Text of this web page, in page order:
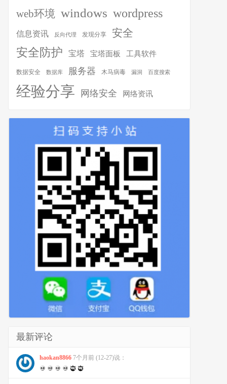
web环境 windows wordpress
信息资讯 反向代理 发现分享 安全
安全防护 宝塔 宝塔面板 工具软件
数据安全 数据库 服务器 木马病毒 漏洞 百度搜索
经验分享 网络安全 网络资讯
最新评论
haokan8866 7个月前 (12-27)说：